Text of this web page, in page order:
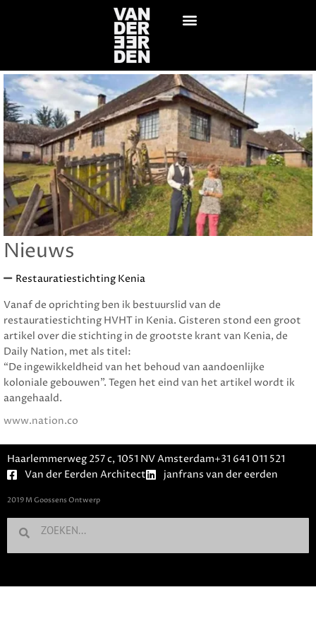
Nieuws
Restauratiestichting Kenia
Vanaf de oprichting ben ik bestuurslid van de
restauratiestichting HVHT in Kenia. Gisteren stond een groot
artikel over die stichting in de grootste krant van Kenia, de
Daily Nation, met als titel:
“De ingewikkeldheid van het behoud van aandoenlijke
koloniale gebouwen”. Tegen het eind van het artikel wordt ik
aangehaald.
www.nation.co
Haarlemmerweg 257 c, 1051 NV Amsterdam+31 641 011 521
Van der Eerden Architect
janfrans van der eerden
2019 M Goossens Ontwerp